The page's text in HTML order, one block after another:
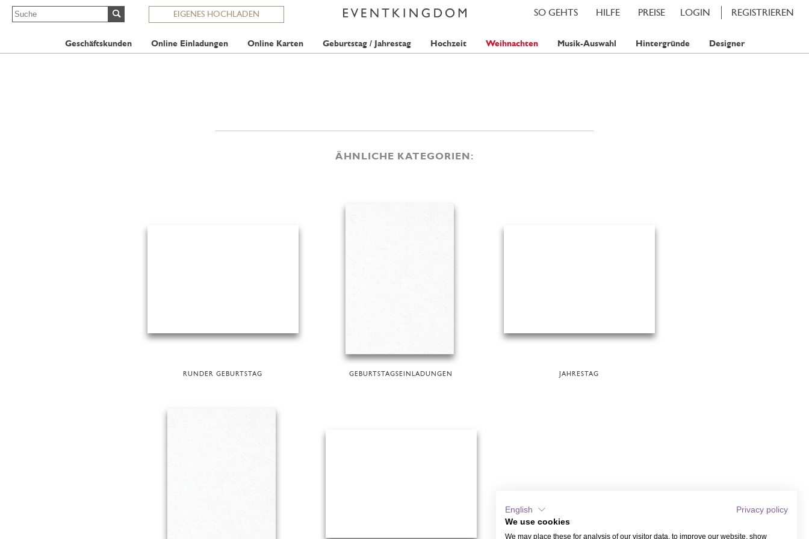
EIGENES HOCHLADEN LOGIN REGISTRIEREN
PREISE
HILFE
SO GEHTS
Geschäftskunden Online Einladungen Online Karten Geburtstag / Jahrestag Hochzeit Weihnachten Musik-Auswahl Hintergründe Designer
ÄHNLICHE KATEGORIEN:
RUNDER GEBURTSTAG GEBURTSTAGSEINLADUNGEN JAHRESTAG
English
Privacy policy
We use cookies
We may place these for analysis of our visitor data, to improve our website, show